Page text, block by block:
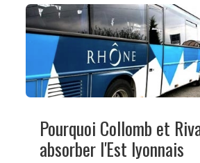
Pourquoi Collomb et
absorber l'Est lyonnais